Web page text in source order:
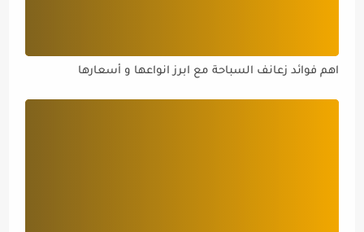
اهم فوائد زعانف السباحة مع ابرز انواعها و أسعارها